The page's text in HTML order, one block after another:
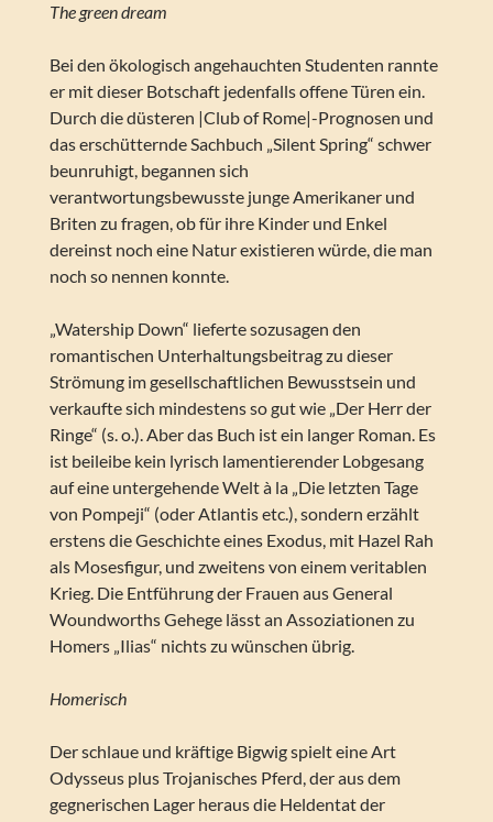
The green dream
Bei den ökologisch angehauchten Studenten rannte
er mit dieser Botschaft jedenfalls offene Türen ein.
Durch die düsteren |Club of Rome|-Prognosen und
das erschütternde Sachbuch „Silent Spring“ schwer
beunruhigt, begannen sich
verantwortungsbewusste junge Amerikaner und
Briten zu fragen, ob für ihre Kinder und Enkel
dereinst noch eine Natur existieren würde, die man
noch so nennen konnte.
„Watership Down“ lieferte sozusagen den
romantischen Unterhaltungsbeitrag zu dieser
Strömung im gesellschaftlichen Bewusstsein und
verkaufte sich mindestens so gut wie „Der Herr der
Ringe“ (s. o.). Aber das Buch ist ein langer Roman. Es
ist beileibe kein lyrisch lamentierender Lobgesang
auf eine untergehende Welt à la „Die letzten Tage
von Pompeji“ (oder Atlantis etc.), sondern erzählt
erstens die Geschichte eines Exodus, mit Hazel Rah
als Mosesfigur, und zweitens von einem veritablen
Krieg. Die Entführung der Frauen aus General
Woundworths Gehege lässt an Assoziationen zu
Homers „Ilias“ nichts zu wünschen übrig.
Homerisch
Der schlaue und kräftige Bigwig spielt eine Art
Odysseus plus Trojanisches Pferd, der aus dem
gegnerischen Lager heraus die Heldentat der